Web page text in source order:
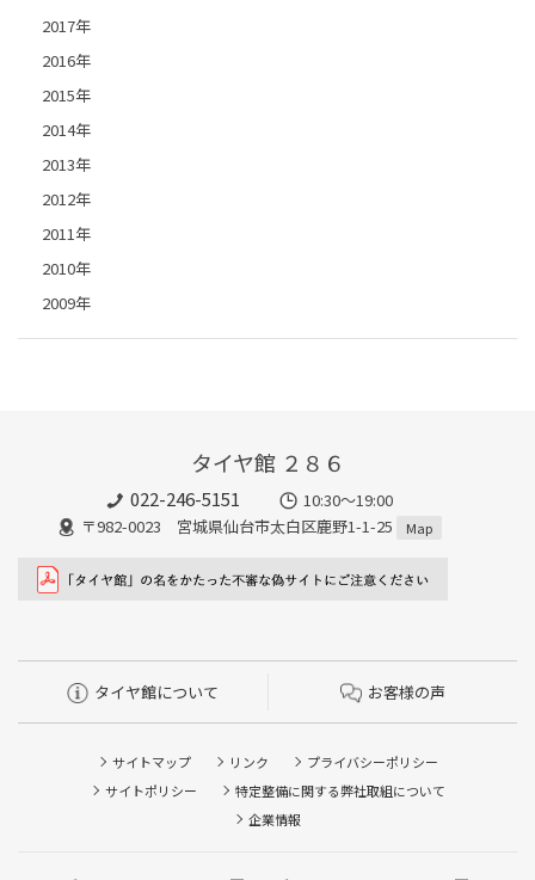
2017年
2016年
2015年
2014年
2013年
2012年
2011年
2010年
2009年
タイヤ館 ２８６
022-246-5151
10:30～19:00
〒982-0023 宮城県仙台市太白区鹿野1-1-25
Map
タイヤ館について お客様の声
サイトマップ リンク
プライバシーポリシー
サイトポリシー
特定整備に関する弊社取組について
企業情報